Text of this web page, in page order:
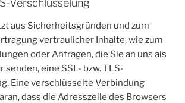
Verschlüsselung
aus Sicherheitsgründen und zum
vertraulicher Inhalte, wie zum
oder Anfragen, die Sie an uns als
eine SSL- bzw. TLS-
Eine verschlüsselte Verbindung
dass die Adresszeile des Browsers